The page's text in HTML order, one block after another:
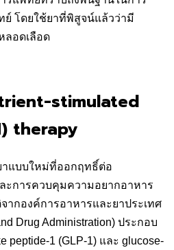
ย์ โดยใช้ยาที่พิสูจน์แล้วว่ามี
ลอดเลือด
stimulated
therapy
าแบบใหม่ที่ออกฤทธิ์ต่อ
ะการควบคุมความอยากอาหาร
กองค์การอาหารและยาประเทศ
Drug Administration) ประกอบ
peptide-1 (GLP-1) และ glucose-